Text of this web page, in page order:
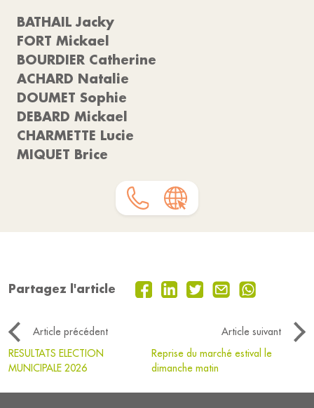
BATHAIL Jacky
FORT Mickael
BOURDIER Catherine
ACHARD Natalie
DOUMET Sophie
DEBARD Mickael
CHARMETTE Lucie
MIQUET Brice
Partagez l'article
Article précédent
Article suivant
RESULTATS ELECTION
MUNICIPALE 2026
Reprise du marché estival le
dimanche matin